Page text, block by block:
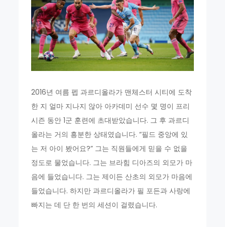
2016년 여름 펩 과르디올라가 맨체스터 시티에 도착
한 지 얼마 지나지 않아 아카데미 선수 몇 명이 프리
시즌 동안 1군 훈련에 초대받았습니다. 그 후 과르디
올라는 거의 흥분한 상태였습니다. “필드 중앙에 있
는 저 아이 봤어요?” 그는 직원들에게 믿을 수 없을
정도로 물었습니다. 그는 브라힘 디아즈의 외모가 마
음에 들었습니다. 그는 제이든 산초의 외모가 마음에
들었습니다. 하지만 과르디올라가 필 포든과 사랑에
빠지는 데 단 한 번의 세션이 걸렸습니다.